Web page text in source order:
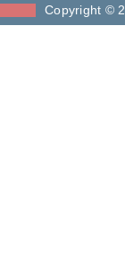
Copyright ©